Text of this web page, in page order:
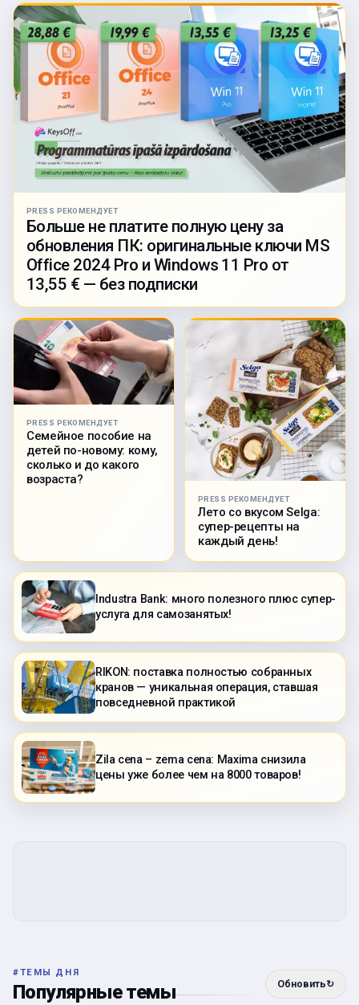
PRESS РЕКОМЕНДУЕТ
Больше не платите полную цену за
обновления ПК: оригинальные ключи MS
Office 2024 Pro и Windows 11 Pro от
13,55 € — без подписки
PRESS РЕКОМЕНДУЕТ
Семейное пособие на
детей по-новому: кому,
сколько и до какого
возраста?
PRESS РЕКОМЕНДУЕТ
Лето со вкусом Selga:
супер-рецепты на
каждый день!
Industra Bank: много полезного плюс супер-
услуга для самозанятых!
RIKON: поставка полностью собранных
кранов — уникальная операция, ставшая
повседневной практикой
Zila cena – zema cena: Maxima снизила
цены уже более чем на 8000 товаров!
#ТЕМЫ ДНЯ
Популярные темы Обновить↻